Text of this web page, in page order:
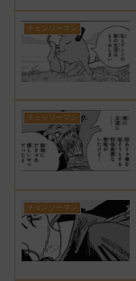
チェンソーマン
チェンソーマン
チェンソーマン